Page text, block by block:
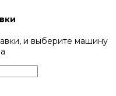
и выберите машину